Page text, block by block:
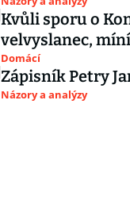
Kvůli sporu o
velvyslanec,
Domácí
Zápisník Petry
Názory a analýzy